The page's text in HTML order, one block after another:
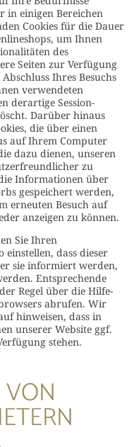
in einigen Bereichen
Cookies für die Dauer
um Ihnen
des
Seiten zur Verfügung
Ihres Besuchs
verwendeten
derartige Session-
Darüber hinaus
die über einen
auf Ihrem Computer
dazu dienen, unseren
zu
Informationen über
gespeichert werden,
erneuten Besuch auf
anzeigen zu können.
Sie Ihren
dass dieser
sie informiert werden,
Entsprechende
Regel über die Hilfe-
abrufen. Wir
hinweisen, dass in
unserer Website ggf.
stehen.